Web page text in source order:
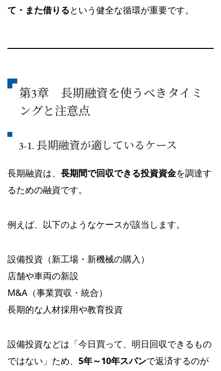
て・また借りるという健全な循環が重要です。
第3章 長期融資を使うべきタイミ
ングと注意点
3-1. 長期融資が適しているケース
長期融資は、 長期間で回収できる投資資金を調達す
るための融資です。
例えば、以下のようなケースが該当します。
設備投資（新工場・新機械の購入）
店舗や車両の新設
M&A（事業買収・統合）
長期的な人材採用や教育投資
設備投資などは「今日買って、明日回収できるもの
ではない」ため、 5年～10年スパンで返済するのが